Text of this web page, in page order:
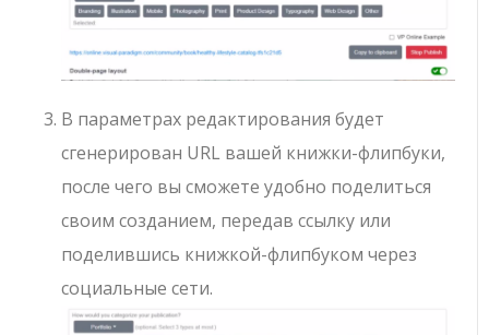
В параметрах редактирования будет
сгенерирован URL вашей книжки-флипбуки,
после чего вы сможете удобно поделиться
своим созданием, передав ссылку или
поделившись книжкой-флипбуком через
социальные сети.